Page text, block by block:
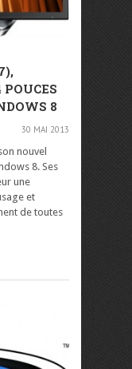
8
30 MAI 2013
nouvel
8. Ses
une
et
de toutes